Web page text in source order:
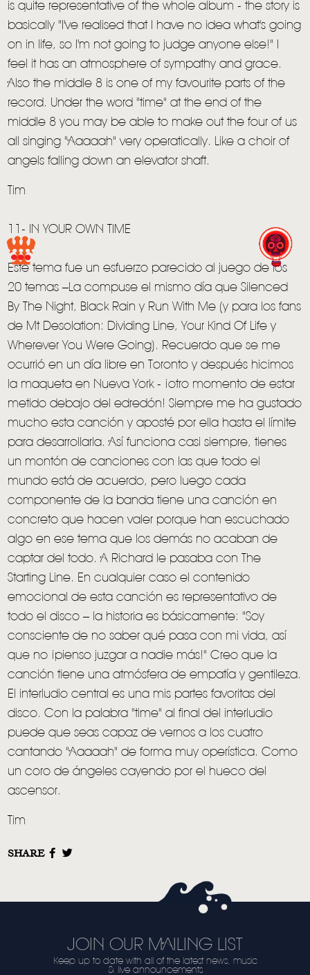
HOME
NEWS
STORE
NEWSLETTER
TOM CHAPLIN MT. DESOLATION
is quite representative of the whole album - the story is
basically "I've realised that I have no idea what's going
on in life, so I'm not going to judge anyone else!" I
feel it has an atmosphere of sympathy and grace.
Also the middle 8 is one of my favourite parts of the
record. Under the word "time" at the end of the
middle 8 you may be able to make out the four of us
all singing "Aaaaah" very operatically. Like a choir of
angels falling down an elevator shaft.
Tim
11- IN YOUR OWN TIME
Este tema fue un esfuerzo parecido al juego de los
20 temas –La compuse el mismo día que Silenced
By The Night, Black Rain y Run With Me (y para los fans
de Mt Desolation: Dividing Line, Your Kind Of Life y
Wherever You Were Going). Recuerdo que se me
ocurrió en un día libre en Toronto y después hicimos
la maqueta en Nueva York - ¡otro momento de estar
metido debajo del edredón! Siempre me ha gustado
mucho esta canción y aposté por ella hasta el límite
para desarrollarla. Así funciona casi siempre, tienes
un montón de canciones con las que todo el
mundo está de acuerdo, pero luego cada
componente de la banda tiene una canción en
concreto que hacen valer porque han escuchado
algo en ese tema que los demás no acaban de
captar del todo. A Richard le pasaba con The
Starting Line. En cualquier caso el contenido
emocional de esta canción es representativo de
todo el disco – la historia es básicamente: "Soy
consciente de no saber qué pasa con mi vida, así
que no ¡pienso juzgar a nadie más!" Creo que la
canción tiene una atmósfera de empatía y gentileza.
El interludio central es una mis partes favoritas del
disco. Con la palabra "time" al final del interludio
puede que seas capaz de vernos a los cuatro
cantando "Aaaaah" de forma muy operística. Como
un coro de ángeles cayendo por el hueco del
ascensor.
Tim
SHARE
JOIN OUR MAILING LIST
Keep up to date with all of the latest news, music
& live announcements